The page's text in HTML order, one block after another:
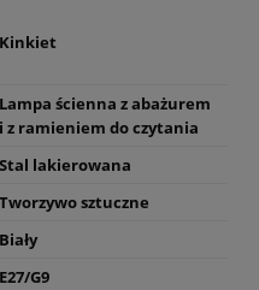
Kinkiet
Lampa ścienna z abażurem
i z ramieniem do czytania
Stal lakierowana
Tworzywo sztuczne
Biały
E27/G9